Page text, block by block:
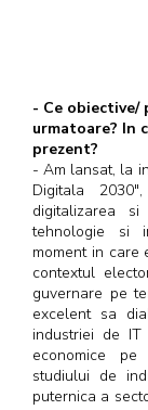
- Ce obiective/
urmatoare? In
prezent?
- Am lansat, la
Digitala
digitalizarea
tehnologie si
moment in care
contextul
guvernare pe
excelent sa
industriei de IT
economice
studiului de
puternica a